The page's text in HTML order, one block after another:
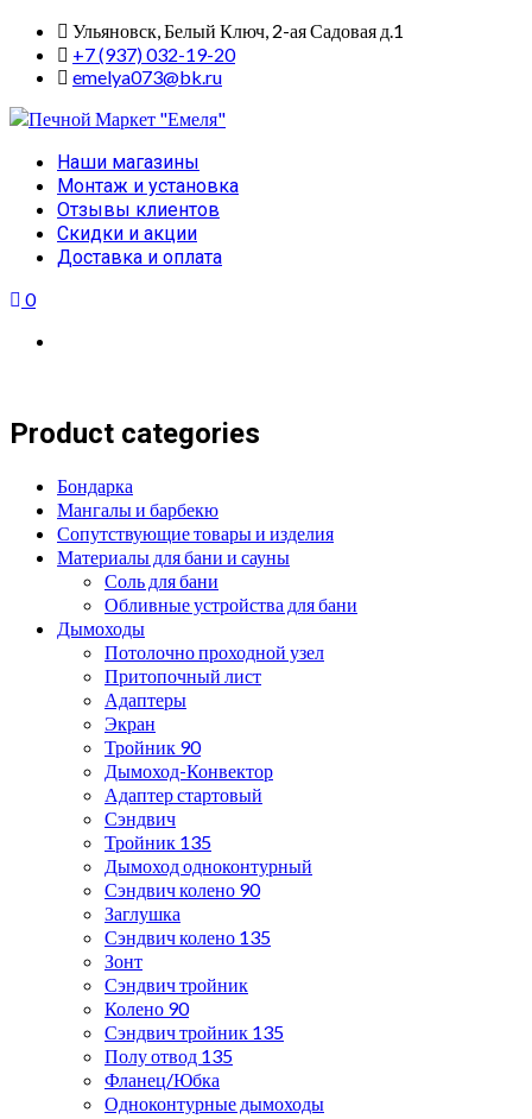
Skip
content
Ульяновск, Белый Ключ, 2-ая Садовая д.1
+7 (937) 032-19-20
emelya073@bk.ru
Primary
Menu
Наши магазины
Монтаж и установка
Отзывы клиентов
Скидки и акции
Доставка и оплата
0
Product categories
Бондарка
Мангалы и барбекю
Сопутствующие товары и изделия
Материалы для бани и сауны
Соль для бани
Обливные устройства для бани
Дымоходы
Потолочно проходной узел
Притопочный лист
Адаптеры
Экран
Тройник 90
Дымоход-Конвектор
Адаптер стартовый
Сэндвич
Тройник 135
Дымоход одноконтурный
Сэндвич колено 90
Заглушка
Сэндвич колено 135
Зонт
Сэндвич тройник
Колено 90
Сэндвич тройник 135
Полу отвод 135
Фланец/Юбка
Одноконтурные дымоходы